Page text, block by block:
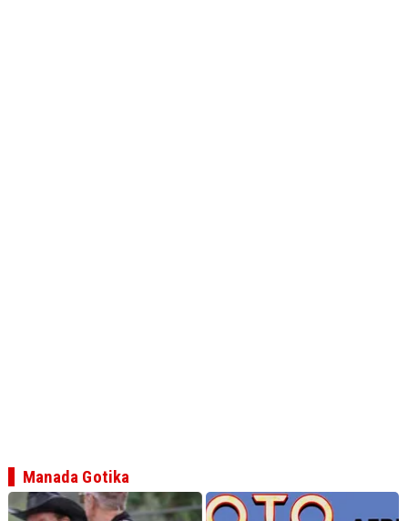
Manada Gotika